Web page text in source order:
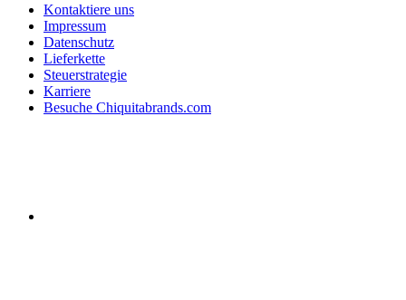
Kontaktiere uns
Impressum
Datenschutz
Lieferkette
Steuerstrategie
Karriere
Besuche Chiquitabrands.com